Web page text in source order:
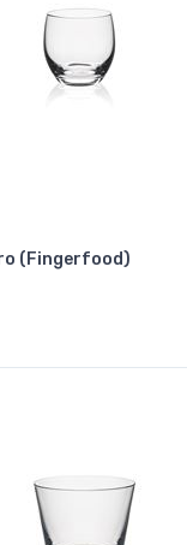
(Fingerfood)